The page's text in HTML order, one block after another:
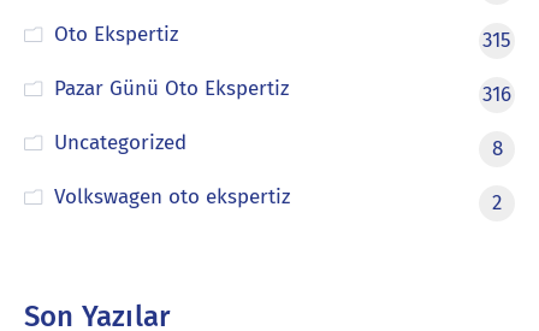
Oto Ekspertiz
315
Pazar Günü Oto Ekspertiz
316
Uncategorized
8
Volkswagen oto ekspertiz
2
Son Yazılar